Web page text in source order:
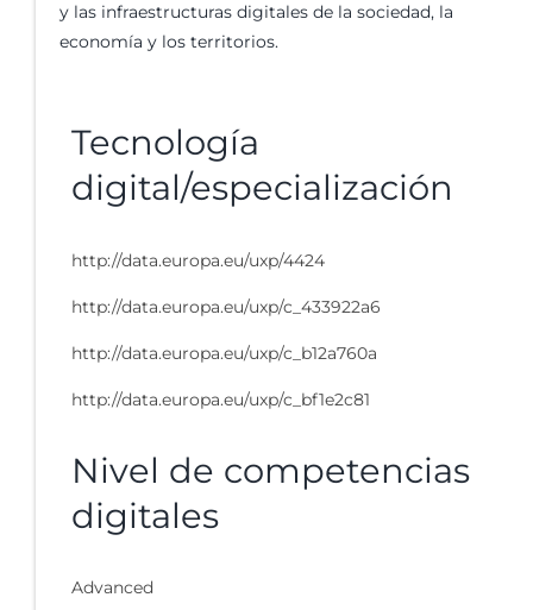
y las infraestructuras digitales de la sociedad, la
economía y los territorios.
Tecnología
digital/especialización
http://data.europa.eu/uxp/4424
http://data.europa.eu/uxp/c_433922a6
http://data.europa.eu/uxp/c_b12a760a
http://data.europa.eu/uxp/c_bf1e2c81
Nivel de competencias
digitales
Advanced